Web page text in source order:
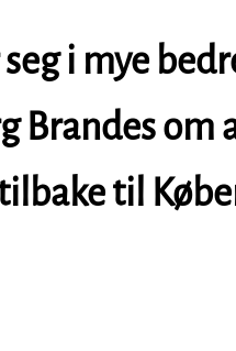
i mye
Brandes om
til